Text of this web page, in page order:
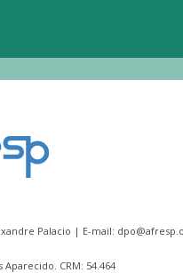
Palacio | E-mail:
CRM: 54.464